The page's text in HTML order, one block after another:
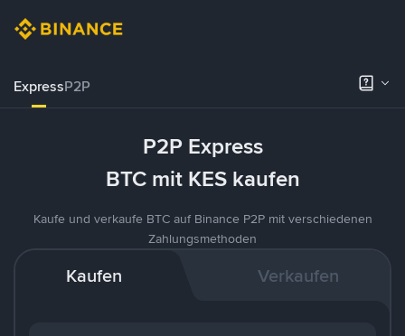
ExpressP2P
P2P Express
BTC mit KES kaufen
Kaufe und verkaufe BTC auf Binance P2P mit verschiedenen
Zahlungsmethoden
Kaufen Verkaufen